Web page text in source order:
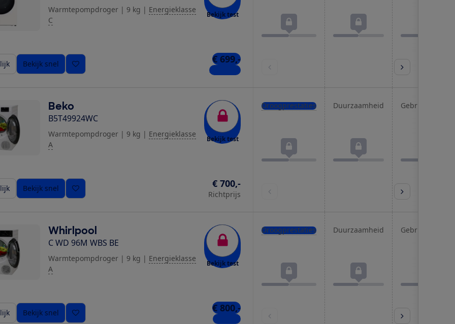
Warmtepompdroger | 9 kg | Energieklasse
C
Bekijk test
Bekijk snel € 699,-
2 winkels
Beko
B5T49924WC
Warmtepompdroger | 9 kg | Energieklasse
A
Bekijk test
Bekijk snel € 700,-
Richtprijs
Droogprestaties Duurzaamheid Gebruiksgemak
Whirlpool
C WD 96M WBS BE
Warmtepompdroger | 9 kg | Energieklasse
A
Bekijk test
Bekijk snel € 800,-
1 winkel
Droogprestaties Duurzaamheid Gebruiksgemak